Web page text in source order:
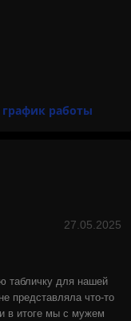
график работы
27.05.2025
табличку для нашей
представляла что-то
в итоге мы с мужем